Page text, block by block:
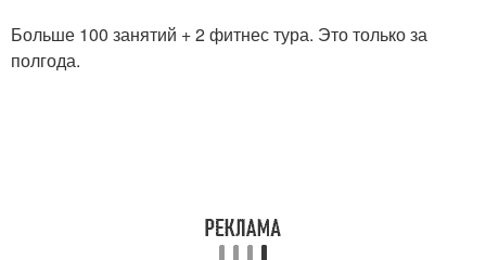
Больше 100 занятий + 2 фитнес тура. Это только за
полгода.